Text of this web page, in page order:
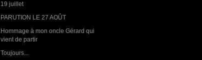
19 juillet
PARUTION LE 27 AOÛT
Hommage à mon oncle Gérard qui
vient de partir
Toujours...